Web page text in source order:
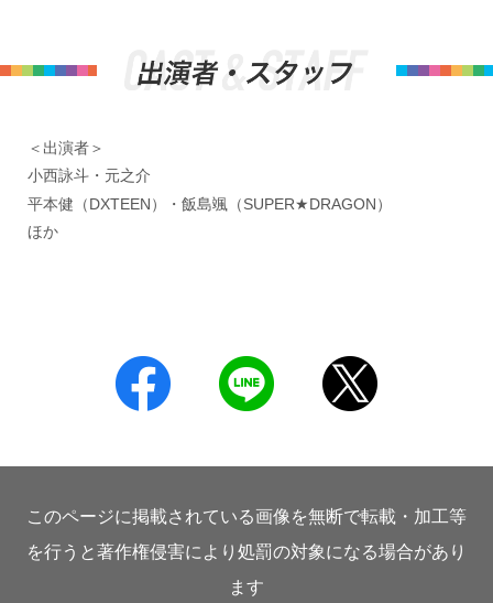
＜出演者＞
小西詠斗・元之介
平本健（DXTEEN）・飯島颯（SUPER★DRAGON）
ほか
このページに掲載されている画像を無断で転載・加工等
を行うと著作権侵害により処罰の対象になる場合があり
ます